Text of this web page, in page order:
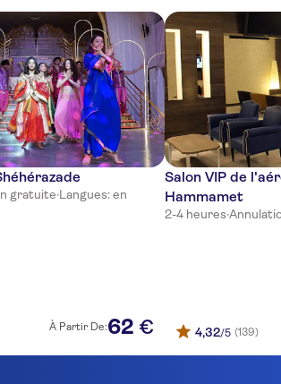
gratuite·Langues: en
À Partir De:62 €
Salon VIP de
Hammamet
2-4 heures·
4,32/5 (139)